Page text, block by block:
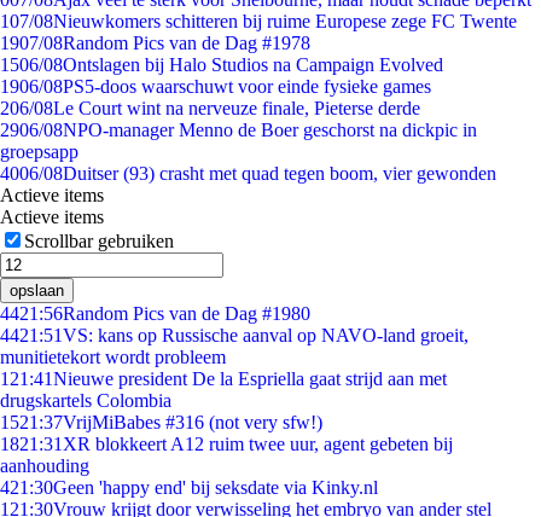
107/08Nieuwkomers schitteren bij ruime Europese zege FC Twente
1907/08Random Pics van de Dag #1978
1506/08Ontslagen bij Halo Studios na Campaign Evolved
1906/08PS5-doos waarschuwt voor einde fysieke games
206/08Le Court wint na nerveuze finale, Pieterse derde
2906/08NPO-manager Menno de Boer geschorst na dickpic in
groepsapp
4006/08Duitser (93) crasht met quad tegen boom, vier gewonden
Actieve items
Actieve items
Scrollbar gebruiken
opslaan
4421:56Random Pics van de Dag #1980
4421:51VS: kans op Russische aanval op NAVO-land groeit,
munitietekort wordt probleem
1 21:41Nieuwe president De la Espriella gaat strijd aan met
drugskartels Colombia
1521:37VrijMiBabes #316 (not very sfw!)
1821:31 XR blokkeert A12 ruim twee uur, agent gebeten bij
aanhouding
421:30Geen 'happy end' bij seksdate via Kinky.nl
1 21:30Vrouw krijgt door verwisseling het embryo van ander stel